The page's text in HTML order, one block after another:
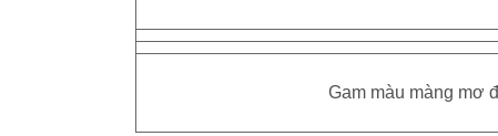
Gam màu màng mơ